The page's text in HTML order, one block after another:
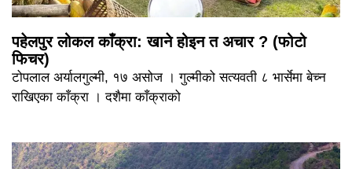
पहेलपुर लोकल काँक्रा: खाने होइन त अचार ? (फोटो
फिचर)
टोपलाल अर्यालगुल्मी, १७ असोज । गुल्मीको सत्यवती ८ भार्सेमा बेच्न
राखिएका काँक्रा । दशैमा काँक्राको